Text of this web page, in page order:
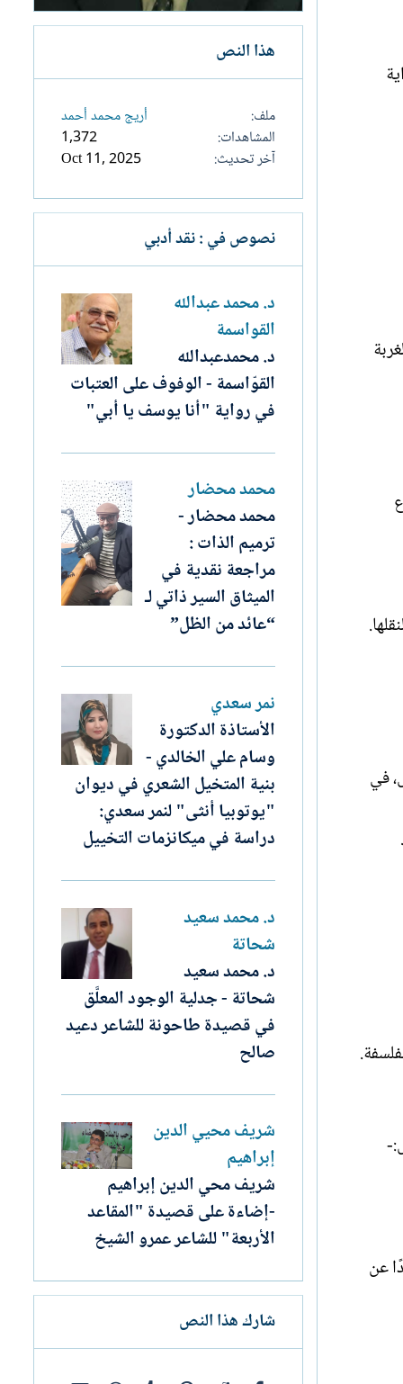
في
عن
هذا النص
ملف
أريج محمد أحمد
المشاهدات
1,372
آخر تحديث
Oct 11, 2025
نصوص في : نقد أدبي
د. محمد عبدالله
القواسمة
د. محمدعبدالله
القوّاسمة - الوفوف على العتبات
في رواية "أنا يوسف يا أبي"
محمد محضار
محمد محضار -
ترميم الذات :
مراجعة نقدية في
الميثاق السير ذاتي لـ
“عائد من الظل”
نمر سعدي
الأستاذة الدكتورة
وسام علي الخالدي -
بنية المتخيل الشعري في ديوان
"يوتوبيا أنثى" لنمر سعدي:
دراسة في ميكانزمات التخييل
د. محمد سعيد
شحاتة
د. محمد سعيد
شحاتة - جدلية الوجود المعلَّق
في قصيدة طاحونة للشاعر دعيد
صالح
شريف محيي الدين
إبراهيم
شريف محي الدين إبراهيم
-إضاءة على قصيدة "المقاعد
الأربعة" للشاعر عمرو الشيخ
شارك هذا النص